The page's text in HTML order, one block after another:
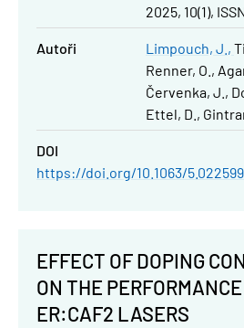
2025, 10(1),
Autoři Limpouch, J.
Renner, O.
Červenka, J.
Ettel, D.
DOI
https://doi.org/10.1063/
EFFECT OF DOPING
ON THE
ER:CAF2 LASERS